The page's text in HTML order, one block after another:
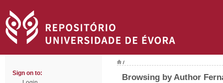
Sign on to:
/
Browsing by Author